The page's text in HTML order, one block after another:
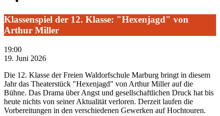
Klassenspiel
der
12.
"Hexenjagd"
von
Arthur
Miller
Klassenspiel der 12. Klasse: "Hexenjagd" von
Arthur Miller
19:00
19. Juni 2026
Die 12. Klasse der Freien Waldorfschule Marburg bringt in diesem
Jahr das Theaterstück "Hexenjagd" von Arthur Miller auf die
Bühne. Das Drama über Angst und gesellschaftlichen Druck hat bis
heute nichts von seiner Aktualität verloren. Derzeit laufen die
Vorbereitungen in den verschiedenen Gewerken auf Hochtouren.